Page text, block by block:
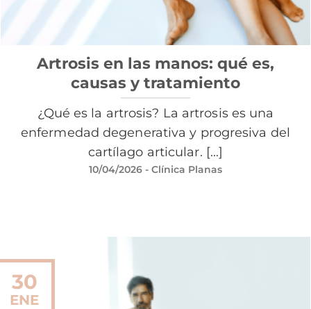
Artrosis en las manos: qué es,
causas y tratamiento
¿Qué es la artrosis? La artrosis es una
enfermedad degenerativa y progresiva del
cartílago articular. [...]
10/04/2026 - Clínica Planas
30
ENE